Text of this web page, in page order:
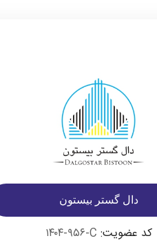
دال گستر بیستون
کد عضویت: ۱۴۰۴-۹۵۶-C